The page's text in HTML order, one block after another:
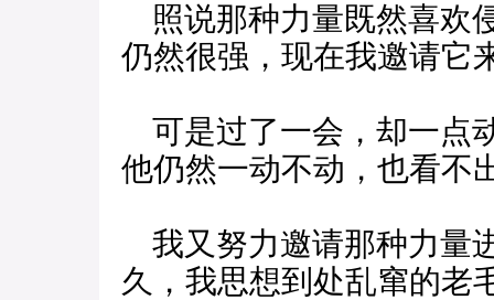
照说那种力量既然喜欢
仍然很强，现在我邀请它
可是过了一会，却一点
他仍然一动不动，也看不
我又努力邀请那种力量
久，我思想到处乱窜的